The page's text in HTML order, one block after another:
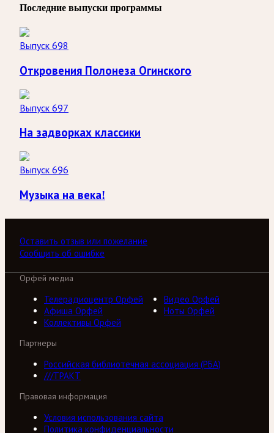
Последние выпуски программы
Выпуск 698
Откровения Полонеза Огинского
Выпуск 697
На задворках классики
Выпуск 696
Музыка на века!
Оставить отзыв или пожелание
Сообщить об ошибке
Орфей медиа
Телерадиоцентр Орфей
Видео Орфей
Афиша Орфей
Ноты Орфей
Коллективы Орфей
Партнеры
Российская библиотечная ассоциация (РБА)
///ТРАКТ
Правовая информация
Условия использования сайта
Политика конфиденциальности